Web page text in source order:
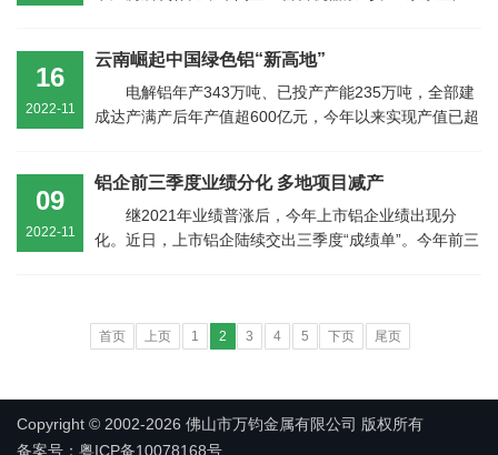
16
2022-11
云南崛起中国绿色铝“新高地”
电解铝年产343万吨、已投产产能235万吨，全部建
成达产满产后年产值超600亿元，今年以来实现产值已超
09
2022-11
铝企前三季度业绩分化 多地项目减产
继2021年业绩普涨后，今年上市铝企业绩出现分
化。近日，上市铝企陆续交出三季度“成绩单”。今年前三
首页 上页 1 2 3 4 5 下页 尾页
Copyright © 2002-2026 佛山市万钧金属有限公司 版权所有
备案号：粤ICP备10078168号